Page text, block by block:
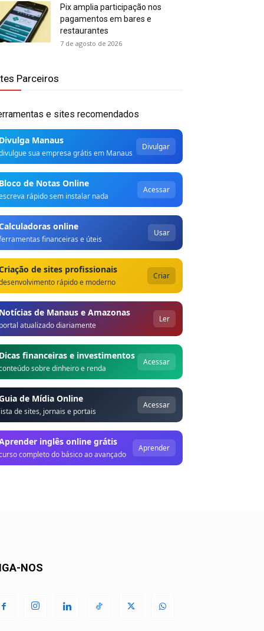
Pix amplia participação nos
pagamentos em bares e
restaurantes
7 de agosto de 2026
Parceiros
e sites recomendados
Manaus
sua empresa grátis em Manaus
Divulgar
de Notas Online
rápido sem instalar nada
Acessar
online
financeiras e úteis
Usar
de sites profissionais
rápido e moderno
Criar
de Manaus e Amazonas
atualizado diariamente
Ler
financeiras e investimentos
sobre dinheiro e renda
Acessar
de Mídia Online
de sites, jornais e portais
Acessar
inglês online grátis
completo do básico ao avançado
Aprender
NOS